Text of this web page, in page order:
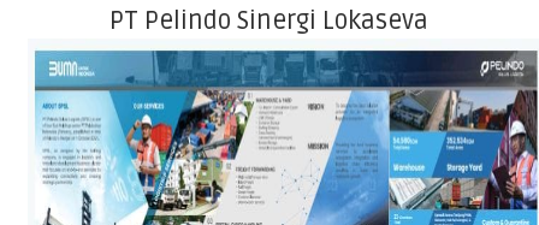
PT Pelindo Sinergi Lokaseva